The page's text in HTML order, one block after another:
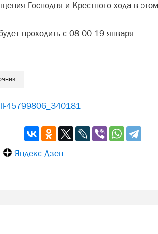
Господня и Крестного хода в этом
проходить с 08:00 19 января.
45799806_340181
Яндекс.Дзен